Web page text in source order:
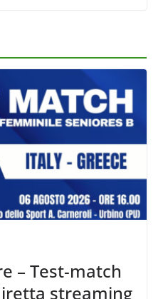
– Test-match
streaming